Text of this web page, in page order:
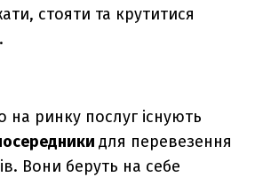
стояти та крутитися
на ринку послуг існують
для перевезення
Вони беруть на себе